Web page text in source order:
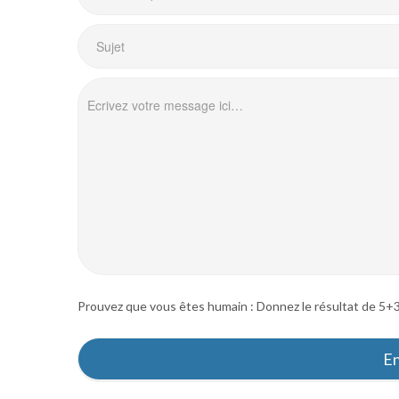
Prouvez que vous êtes humain : Donnez le résultat de